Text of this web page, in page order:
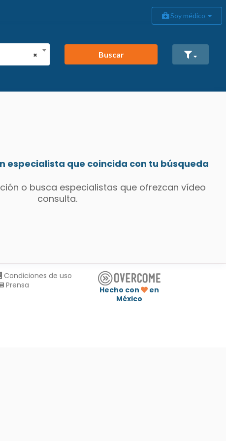
Soy médico
×
Buscar
especialista que coincida con tu búsqueda
o busca especialistas que ofrezcan vídeo
consulta.
Condiciones de uso
Prensa
Hecho con
en
México